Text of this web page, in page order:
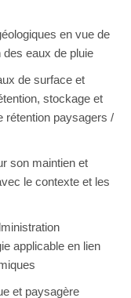
en vue de
eaux de pluie
de surface et
stockage et
rétention paysagers /
son maintien et
le contexte et les
applicable en lien
et paysagère